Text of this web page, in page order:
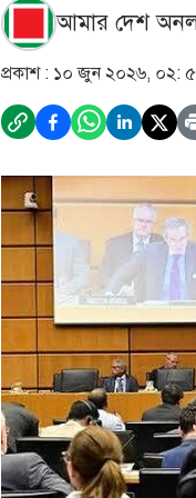
আমার দেশ
প্রকাশ : ১০ জুন ২০২৬, ০২: